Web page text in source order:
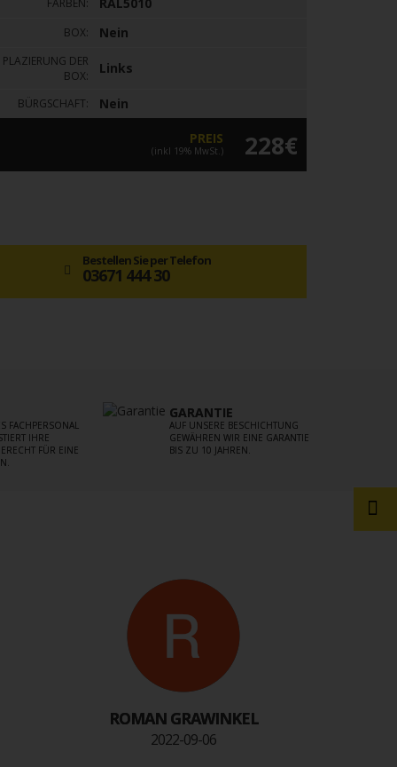
FARBEN: RAL5010
BOX: Nein
PLAZIERUNG DER
BOX:
Links
BÜRGSCHAFT: Nein
PREIS
(inkl 19% MwSt.) 228€
Bestellen Sie per Telefon
03671 444 30
FACHPERSONAL
IHRE
FÜR EINE
GARANTIE
AUF UNSERE BESCHICHTUNG
GEWÄHREN WIR EINE GARANTIE
BIS ZU 10 JAHREN.
ROMAN GRAWINKEL
2022-09-06